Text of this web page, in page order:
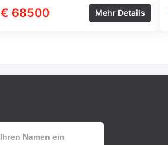
€ 68500 Mehr Details